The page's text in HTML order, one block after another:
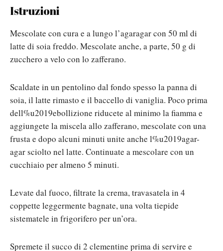
Istruzioni
Mescolate con cura e a lungo l’agaragar con 50 ml di
latte di soia freddo. Mescolate anche, a parte, 50 g di
zucchero a velo con lo zafferano.
Scaldate in un pentolino dal fondo spesso la panna di
soia, il latte rimasto e il baccello di vaniglia. Poco prima
dell%u2019ebollizione riducete al minimo la fiamma e
aggiungete la miscela allo zafferano, mescolate con una
frusta e dopo alcuni minuti unite anche l%u2019agar-
agar sciolto nel latte. Continuate a mescolare con un
cucchiaio per almeno 5 minuti.
Levate dal fuoco, filtrate la crema, travasatela in 4
coppette leggermente bagnate, una volta tiepide
sistematele in frigorifero per un’ora.
Spremete il succo di 2 clementine prima di servire e